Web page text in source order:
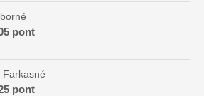
pont
Farkasné
pont